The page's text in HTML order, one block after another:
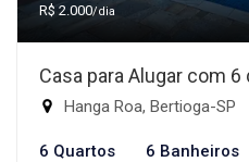
R$ 2.000/dia
Casa para Alugar com 6
Hanga Roa, Bertioga-SP
6 Quartos 6 Banheiros